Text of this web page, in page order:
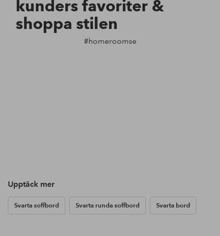
kunders favoriter &
shoppa stilen
#homeroomse
Upptäck mer
Svarta soffbord Svarta runda soffbord Svarta bord